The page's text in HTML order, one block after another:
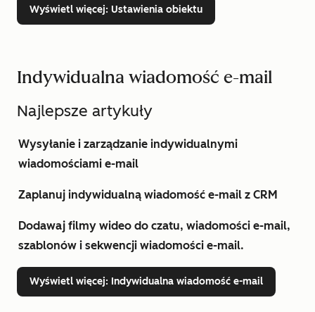
Wyświetl więcej: Ustawienia obiektu
Indywidualna wiadomość e-mail
Najlepsze artykuły
Wysyłanie i zarządzanie indywidualnymi
wiadomościami e-mail
Zaplanuj indywidualną wiadomość e-mail z CRM
Dodawaj filmy wideo do czatu, wiadomości e-mail,
szablonów i sekwencji wiadomości e-mail.
Wyświetl więcej: Indywidualna wiadomość e-mail